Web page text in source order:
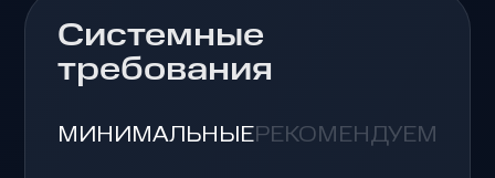
Системные
требования
МИНИМАЛЬНЫЕРЕКОМЕНДУЕМЫЕ